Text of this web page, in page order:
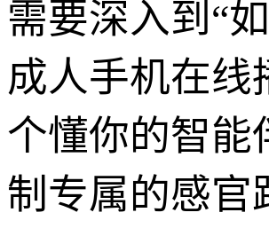
需要深入到“
成人手机在线
个懂你的智能
制专属的感官